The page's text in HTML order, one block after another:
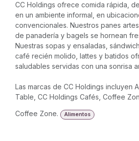
CC Holdings ofrece comida rápida,
en un ambiente informal, en
convencionales. Nuestros panes
de panadería y bagels se hornean
Nuestras sopas y ensaladas,
café recién molido, lattes y batidos
saludables servidas con una sonrisa
Las marcas de CC Holdings incluyen
Table, CC Holdings Cafés, Coffee
Coffee Zone.
Alimentos